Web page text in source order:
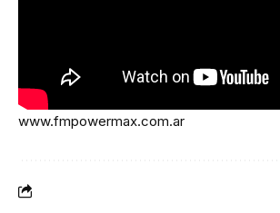
www.fmpowermax.com.ar